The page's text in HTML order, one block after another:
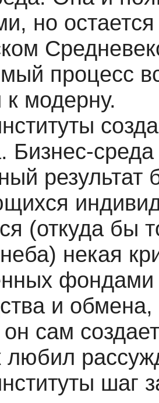
но
процесс
модерну.
Бизнес-
результат
(откуда бы
некая
фондами
и обмена,
сам
любил
шаг